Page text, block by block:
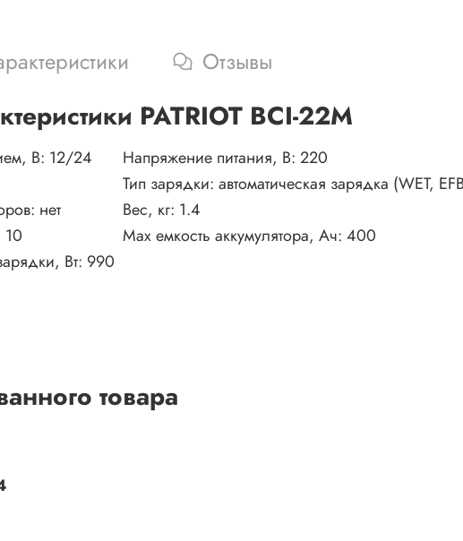
Отзывы
PATRIOT BCI-22M
В: 12/24 Напряжение питания, В: 220
Тип зарядки: автоматическая зарядка (WET,
нет Вес, кг: 1.4
10 Max емкость аккумулятора, Ач: 400
Вт: 990
товара